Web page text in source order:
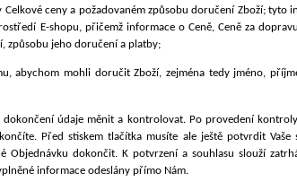
ceny a požadovaném způsobu doručení Zboží; tyto
E-shopu, přičemž informace o Ceně, Ceně za
způsobu jeho doručení a platby;
abychom mohli doručit Zboží, zejména tedy jméno,
údaje měnit a kontrolovat. Po provedení
Před stiskem tlačítka musíte ale ještě potvrdit Vaše
Objednávku dokončit. K potvrzení a souhlasu slouží
informace odeslány přímo Nám.